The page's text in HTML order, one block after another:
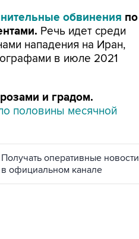
обвинения по
Речь идет среди
нападения на Иран,
в июле 2021
и градом.
половины месячной
Получать оперативные новости
в официальном канале